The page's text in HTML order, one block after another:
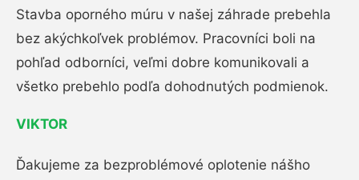
Stavba oporného múru v našej záhrade prebehla
bez akýchkoľvek problémov. Pracovníci boli na
pohľad odborníci, veľmi dobre komunikovali a
všetko prebehlo podľa dohodnutých podmienok.
VIKTOR
Ďakujeme za bezproblémové oplotenie nášho